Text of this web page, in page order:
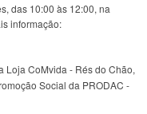
das 10:00 às 12:00, na
informação:
Loja CoMvida - Rés do Chão,
Social da PRODAC -